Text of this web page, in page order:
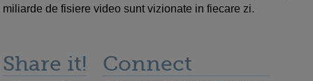
miliarde de fisiere video sunt vizionate in fiecare zi.
Share it! Connect